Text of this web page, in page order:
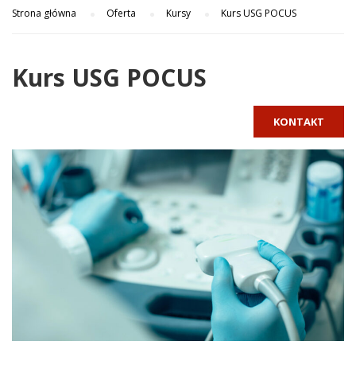
Strona główna Oferta Kursy Kurs USG POCUS
Kurs USG POCUS
KONTAKT